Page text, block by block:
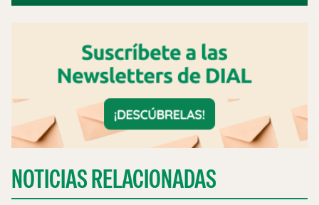
NOTICIAS RELACIONADAS